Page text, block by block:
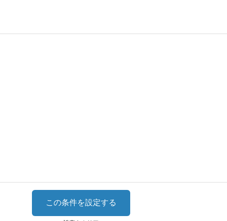
この条件を設定する